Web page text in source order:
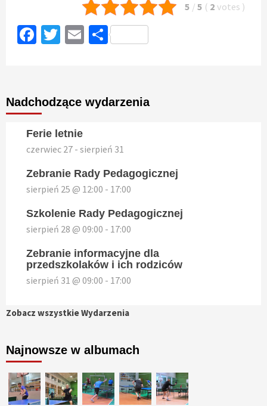
5 / 5 ( 2 votes )
Facebook
Twitter
EmailPodziel
Nadchodzące wydarzenia
Ferie letnie
czerwiec 27 - sierpień 31
Zebranie Rady Pedagogicznej
sierpień 25 @ 12:00 - 17:00
Szkolenie Rady Pedagogicznej
sierpień 28 @ 09:00 - 17:00
Zebranie informacyjne dla
przedszkolaków i ich rodziców
sierpień 31 @ 09:00 - 17:00
Zobacz wszystkie Wydarzenia
Najnowsze w albumach